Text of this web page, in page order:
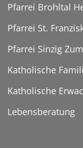
Pfarrei Brohltal
Pfarrei St.
Pfarrei Sinzig
Katholische
Katholische
Lebensberatung